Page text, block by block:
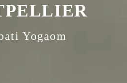
Yogaom